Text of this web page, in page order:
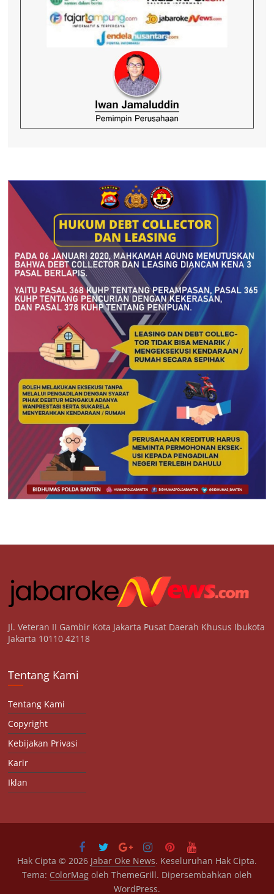
Jl. Veteran II Gambir Kota Jakarta Pusat Daerah Khusus Ibukota
Jakarta 10110 42118
Tentang Kami
Tentang Kami
Copyright
Kebijakan Privasi
Karir
Iklan
Hak Cipta © 2026 Jabar Oke News. Keseluruhan Hak Cipta.
Tema: ColorMagoleh ThemeGrill. Dipersembahkan oleh
WordPress.